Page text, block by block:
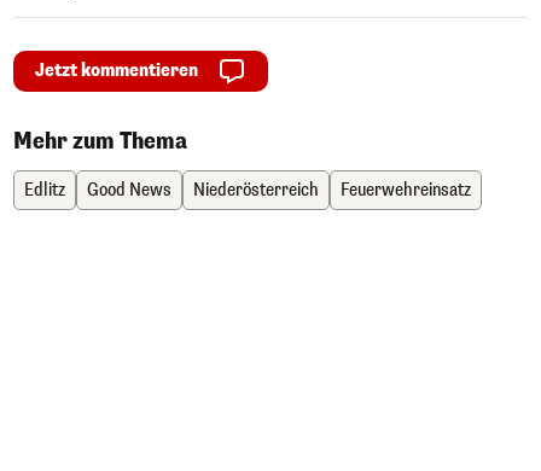
Jetzt kommentieren
Mehr zum Thema
Edlitz Good News Niederösterreich Feuerwehreinsatz